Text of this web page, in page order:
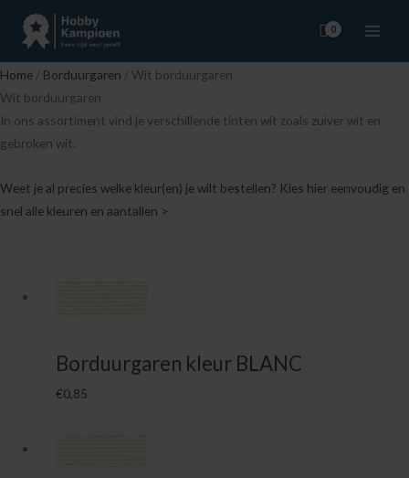
inhoud
Home / Borduurgaren / Wit borduurgaren
Wit borduurgaren
In ons assortiment vind je verschillende tinten wit zoals zuiver wit en
gebroken wit.
Weet je al precies welke kleur(en) je wilt bestellen? Kies hier eenvoudig en
snel alle kleuren en aantallen >
Borduurgaren kleur BLANC
€0,85